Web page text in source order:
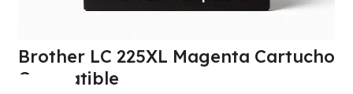
Brother LC 225XL Magenta Cartucho
Compatible